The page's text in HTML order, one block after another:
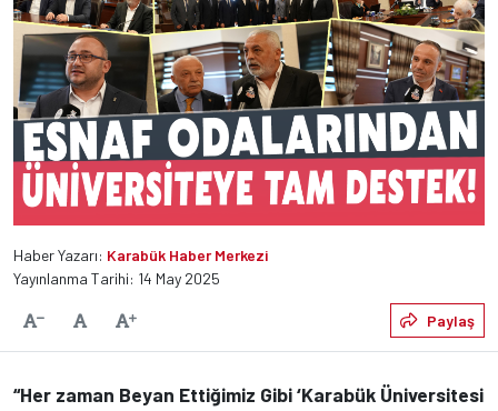
Haber Yazarı: Karabük Haber Merkezi
Yayınlanma Tarihi: 14 May 2025
Yazıyı KüçültVarsayılanYazıyı Büyüt Paylaş
“Her zaman Beyan Ettiğimiz Gibi ‘Karabük Üniversitesi